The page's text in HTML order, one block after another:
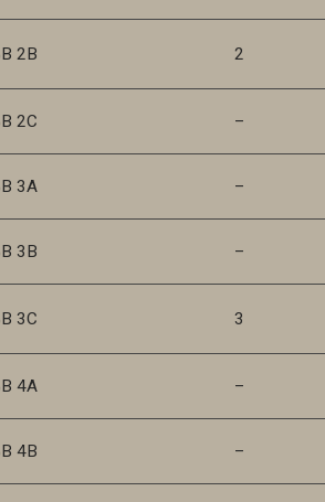
2B 2
2C –
3A –
3B –
3C 3
4A –
4B –